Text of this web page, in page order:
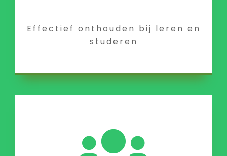
Effectief onthouden bij leren en
studeren